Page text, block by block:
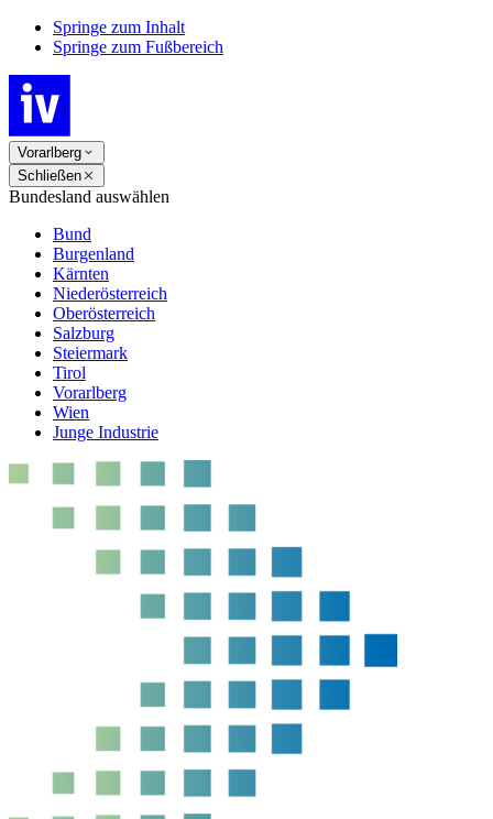
Springe zum Inhalt
Springe zum Fußbereich
Vorarlberg
Schließen
Bundesland auswählen
Bund
Burgenland
Kärnten
Niederösterreich
Oberösterreich
Salzburg
Steiermark
Tirol
Vorarlberg
Wien
Junge Industrie